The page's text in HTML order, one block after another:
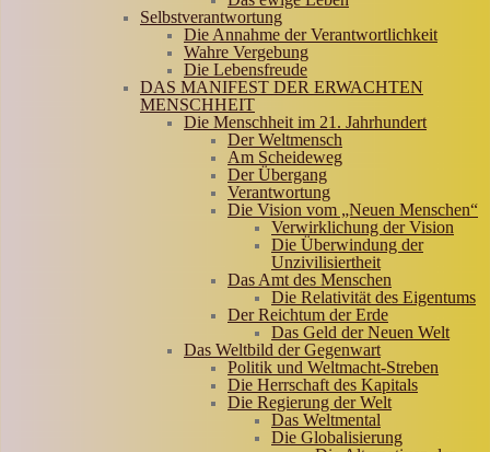
Selbstverantwortung
Die Annahme der Verantwortlichkeit
Wahre Vergebung
Die Lebensfreude
DAS MANIFEST DER ERWACHTEN
MENSCHHEIT
Die Menschheit im 21. Jahrhundert
Der Weltmensch
Am Scheideweg
Der Übergang
Verantwortung
Die Vision vom „Neuen Menschen“
Verwirklichung der Vision
Die Überwindung der
Unzivilisiertheit
Das Amt des Menschen
Die Relativität des Eigentums
Der Reichtum der Erde
Das Geld der Neuen Welt
Das Weltbild der Gegenwart
Politik und Weltmacht-Streben
Die Herrschaft des Kapitals
Die Regierung der Welt
Das Weltmental
Die Globalisierung